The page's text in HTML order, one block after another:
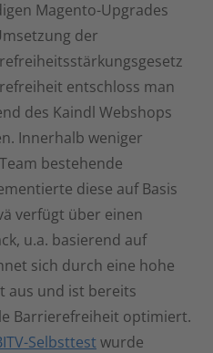
Magento-Upgrades
der
entschloss man
des Kaindl Webshops
Innerhalb weniger
bestehende
diese auf Basis
verfügt über einen
u.a. basierend auf
sich durch eine hohe
aus und ist bereits
Barrierefreiheit optimiert.
Selbsttest wurde